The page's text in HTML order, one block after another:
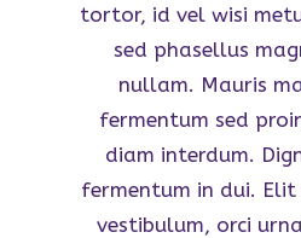
tortor, id vel wisi
sed phasellus
nullam. Mauris
fermentum sed
diam interdum.
fermentum in dui.
vestibulum, orci